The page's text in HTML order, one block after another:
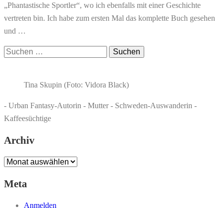
„Phantastische Sportler“, wo ich ebenfalls mit einer Geschichte
vertreten bin. Ich habe zum ersten Mal das komplette Buch gesehen
und …
Suchen
Tina Skupin (Foto: Vidora Black)
- Urban Fantasy-Autorin - Mutter - Schweden-Auswanderin -
Kaffeesüchtige
Archiv
Archiv
Meta
Anmelden